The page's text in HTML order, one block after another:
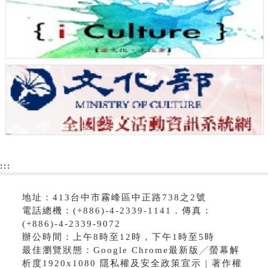
:::
地址：413台中市霧峰區中正路738之2號
電話總機：(+886)-4-2339-1141．傳真：
(+886)-4-2339-9072
辦公時間：上午8時至12時，下午1時至5時
最佳瀏覽狀態：Google Chrome最新版╱螢幕解
析度1920x1080 隱私權及安全政策宣示 | 著作權